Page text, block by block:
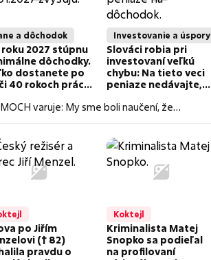
a dôchodok
roku 2027 stúpnu
dôchodky.
dostanete po
40 rokoch práce
Investovanie a úspory
Slováci robia pri
investovaní veľkú
chybu: Na tieto veci
peniaze nedávajte,
varuje: My sme boli naučení, že
po Jiřím
(† 82)
pravdu o
Koktejl
Kriminalista Matej
Snopko sa podieľal
na profilovaní